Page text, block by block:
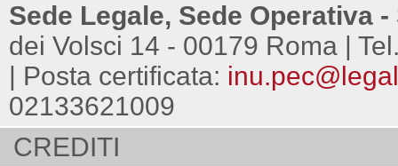
Sede Legale, Sede Operativa
dei Volsci 14 - 00179 Roma |
| Posta certificata:
02133621009
CREDITI